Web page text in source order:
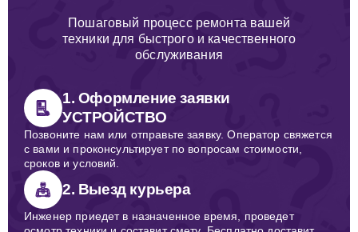
Пошаговый процесс ремонта вашей
техники для быстрого и качественного
обслуживания
1. Оформление заявки
УСТРОЙСТВО
Позвоните нам или отправьте заявку. Оператор свяжется
с вами и проконсультирует по вопросам стоимости,
сроков и условий.
2. Выезд курьера
Инженер приедет в назначенное время, проведет